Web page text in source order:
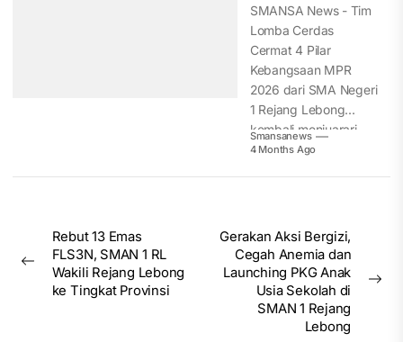
SMANSA News - Tim
Lomba Cerdas
Cermat 4 Pilar
Kebangsaan MPR
2026 dari SMA Negeri
1 Rejang Lebong
kembali menjuarari...
Smansanews
4 Months Ago
Post
navigation
Previous
Rebut 13 Emas
FLS3N, SMAN 1 RL
Wakili Rejang Lebong
ke Tingkat Provinsi
Gerakan Aksi Bergizi,
Cegah Anemia dan
Launching PKG Anak
Usia Sekolah di
SMAN 1 Rejang
Lebong